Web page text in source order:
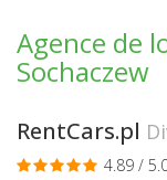
Agence de
Sochaczew
RentCars.pl
4.89 /